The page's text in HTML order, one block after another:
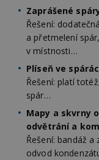
Zaprášené
Řešení:
a přetmelení
v místnosti…
Plíseň ve
Řešení: platí
spár…
Mapy a skvrny
odvětrání a
Řešení: bandáž
odvod
Funkční
Nezbytně
funkce
uživatele a
používat.